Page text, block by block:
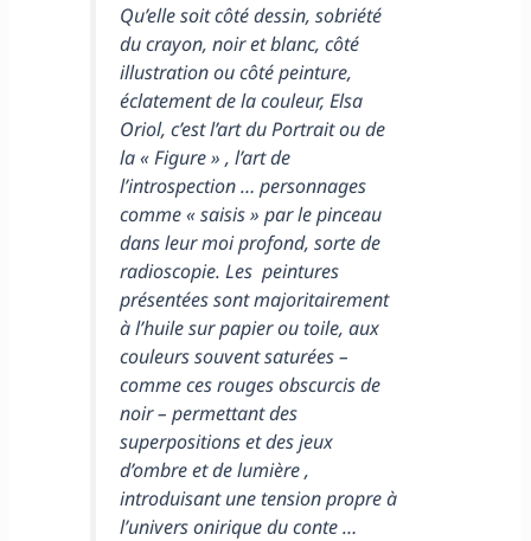
Qu’elle soit côté dessin, sobriété
du crayon, noir et blanc, côté
illustration ou côté peinture,
éclatement de la couleur, Elsa
Oriol, c’est l’art du Portrait ou de
la « Figure » , l’art de
l’introspection … personnages
comme « saisis » par le pinceau
dans leur moi profond, sorte de
radioscopie. Les peintures
présentées sont majoritairement
à l’huile sur papier ou toile, aux
couleurs souvent saturées –
comme ces rouges obscurcis de
noir – permettant des
superpositions et des jeux
d’ombre et de lumière ,
introduisant une tension propre à
l’univers onirique du conte …